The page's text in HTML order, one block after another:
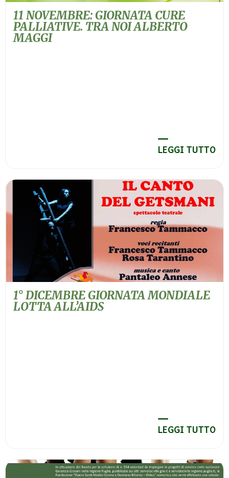
11 NOVEMBRE: GIORNATA CURE
PALLIATIVE. TRA NOI ALBERTO
MAGGI
LEGGI TUTTO
1° DICEMBRE GIORNATA MONDIALE
LOTTA ALL’AIDS
LEGGI TUTTO